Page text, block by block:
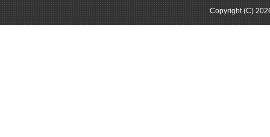
Copyright (C)